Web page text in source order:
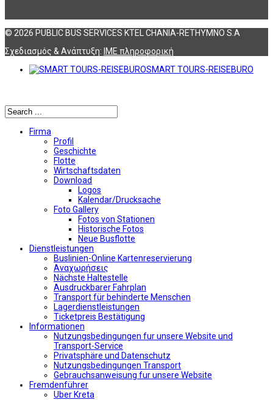
© 2026 PUBLIC BUS SERVICES KTEL CHANIA-RETHYMNO S.A
Σχεδιασμός & Ανάπτυξη: ΙΜΕ πληροφορική
SMART TOURS-REISEBURO
Firma
Profil
Geschichte
Flotte
Wirtschaftsdaten
Download
Logos
Kalendar/Drucksache
Foto Gallery
Fotos von Stationen
Historische Fotos
Neue Busflotte
Dienstleistungen
Buslinien-Online Kartenreservierung
Αναχωρήσεις
Nächste Haltestelle
Αusdruckbarer Fahrplan
Transport für behinderte Menschen
Lagerdienstleistungen
Ticketpreis Bestätigung
Informationen
Nutzungsbedingungen fur unsere Website und
Transport-Service
Privatsphäre und Datenschutz
Nutzungsbedingungen Transport
Gebrauchsanweisung fur unsere Website
Fremdenführer
Uber Kreta